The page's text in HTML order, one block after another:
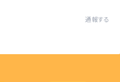
通報する